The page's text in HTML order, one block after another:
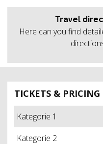
TICKETS & PRICING
Kategorie 1
Kategorie 2
Travel
Here can you find